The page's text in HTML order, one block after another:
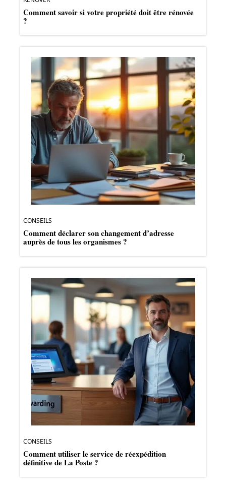
Comment savoir si votre propriété doit être rénovée
?
CONSEILS
Comment déclarer son changement d’adresse
auprès de tous les organismes ?
CONSEILS
Comment utiliser le service de réexpédition
définitive de La Poste ?